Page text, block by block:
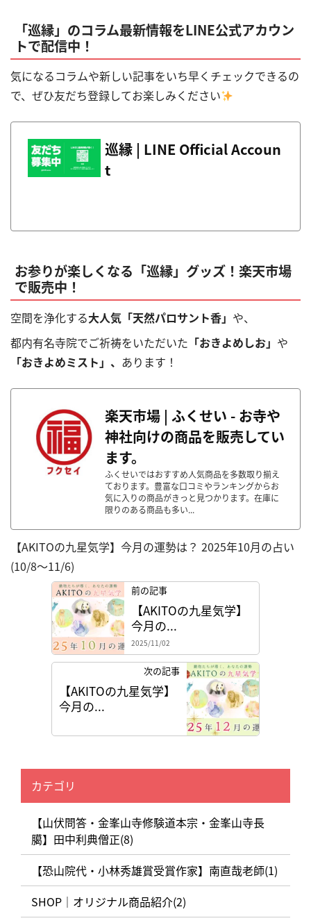
「巡縁」のコラム最新情報をLINE公式アカウン
トで配信中！
気になるコラムや新しい記事をいち早くチェックできるの
で、ぜひ友だち登録してお楽しみください
巡縁 | LINE Official Accoun
t
お参りが楽しくなる「巡縁」グッズ！楽天市場
で販売中！
空間を浄化する大人気「天然パロサント香」 や、
都内有名寺院でご祈祷をいただいた 「おきよめしお」 や
「おきよめミスト」、 あります！
楽天市場 | ふくせい - お寺や
神社向けの商品を販売してい
ます。
ふくせいではおすすめ人気商品を多数取り揃え
ております。豊富な口コミやランキングからお
気に入りの商品がきっと見つかります。在庫に
限りのある商品も多い...
【AKITOの九星気学】今月の運勢は？ 2025年10月の占い
(10/8～11/6)
前の記事
【AKITOの九星気学】
今月の...
2025/11/02
次の記事
【AKITOの九星気学】
今月の...
カテゴリ
【山伏問答・金峯山寺修験道本宗・金峯山寺長
臈】田中利典僧正(8)
【恐山院代・小林秀雄賞受賞作家】南直哉老師(1)
SHOP｜オリジナル商品紹介(2)